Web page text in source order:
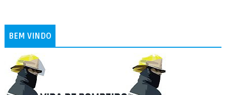
BEM VINDO